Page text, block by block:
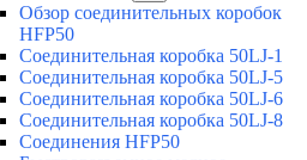
Обзор соединительных коробок
HFP50
Соединительная коробка 50LJ-1
Соединительная коробка 50LJ-5
Соединительная коробка 50LJ-6
Соединительная коробка 50LJ-8
Соединения HFP50